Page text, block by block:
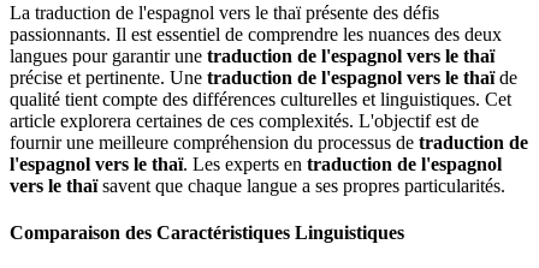
La traduction de l'espagnol vers le thaï présente des défis
passionnants. Il est essentiel de comprendre les nuances des deux
langues pour garantir une traduction de l'espagnol vers le thaï
précise et pertinente. Une traduction de l'espagnol vers le thaïde
qualité tient compte des différences culturelles et linguistiques. Cet
article explorera certaines de ces complexités. L'objectif est de
fournir une meilleure compréhension du processus de traduction de
l'espagnol vers le thaï. Les experts en traduction de l'espagnol
vers le thaïsavent que chaque langue a ses propres particularités.
Comparaison des Caractéristiques Linguistiques